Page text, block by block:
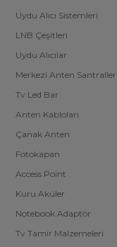
Uydu Alıcı Sistemleri
LNB Çeşitleri
Uydu Alıcılar
Merkezi Anten Santralleri
Tv Led Bar
Anten Kabloları
Çanak Anten
Fotokapan
Access Point
Kuru Aküler
Notebook Adaptör
Tv Tamir Malzemeleri